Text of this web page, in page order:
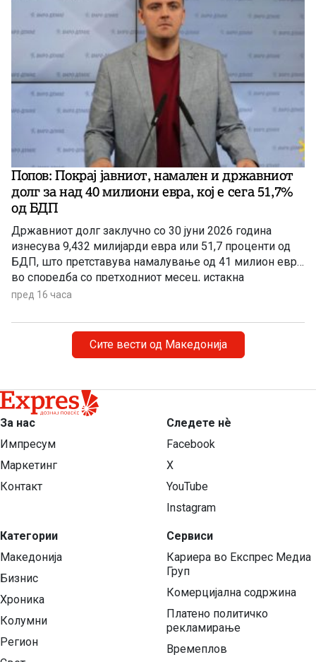
Попов: Покрај јавниот, намален и државниот
долг за над 40 милиони евра, кој e сега 51,7%
од БДП
Државниот долг заклучно со 30 јуни 2026 година
изнесува 9,432 милијарди евра или 51,7 проценти од
БДП, што претставува намалување од 41 милион евра
во споредба со претходниот месец, истакна
пратеникот на ВМРО-ДПМНЕ Сергеј Попов на
пред 16 часа
Сите вести од Македонија
За нас
Импресум
Маркетинг
Контакт
Категории
Македонија
Бизнис
Хроника
Колумни
Регион
Следете нѐ
Facebook
X
YouTube
Instagram
Сервиси
Кариера во Експрес Медиа
Груп
Комерцијална содржина
Платено политичко
рекламирање
Времеплов